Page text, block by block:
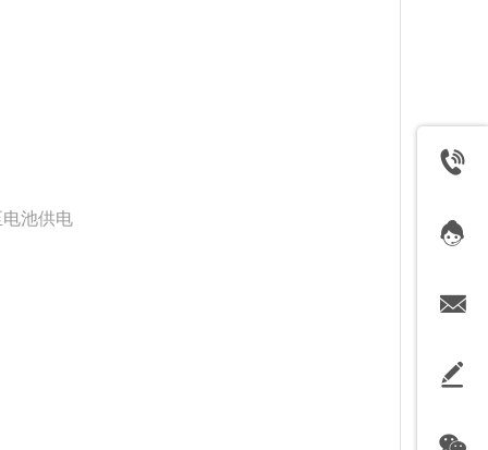
电池供电